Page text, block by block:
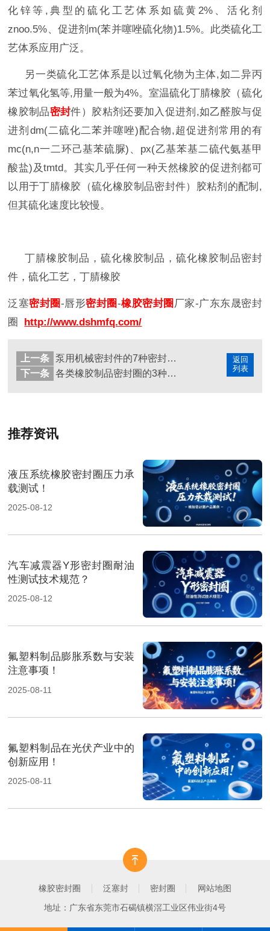
化锌等 , 典型的 硫化工艺体系如硫黄 2%、活化剂
znoo.5%、促进剂 m(苯并噻唑硫化物)1.5%。此类硫化工
艺体系应用广泛。
另一类硫化工艺体系是以过氧化物为主体,如二异丙
苯过氧化氢等,用量一般为4%。室温硫化丁腈橡胶（硫化
橡胶制品密封件） 胶粘剂还要加入促进剂 ,如乙醛胺与促
进剂 dm(二硫化二苯并噻唑)配合物,超促进剂常用的有
mc(n,n一二环己基苯硫脲) 、 px(乙基苯基二硫代氨基甲
酸盐) 及tmtd。其实几乎任何一种天然橡胶的促进剂都可
以用于丁腈橡胶（硫化橡胶制品密封件） 胶粘剂的配制 ,
但其硫化速度比较慢。
丁腈橡胶制品，硫化橡胶制品，硫化橡胶制品密封
件，硫化工艺，丁腈橡胶
泛塞密封圈-唇形密封圈-橡胶密封圈 厂家-广东东晟密封
圈 http://www.dshmfq.com/
返回
列表
上一条
泵用机械密封件的7种密封结构特点及参数！
下一条
各类橡胶制品密封圈的3种硫化方法特点！东晟百科
推荐资讯
液压系统橡胶密封圈压力承
载测试！
2025-08-12
汽车减震器Y形密封圈耐油
性测试技术规范？
2025-08-12
氟塑料制品膨胀系数与安装
注意事项！
2025-08-11
氟塑料制品在光伏产业中的
创新应用！
2025-08-11
橡胶密封圈 泛塞封 密封圈 网站地图
地址：广东省东莞市石碣镇横滘工业区伟业街4号